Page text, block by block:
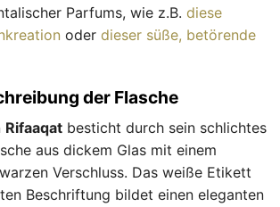
Parfums, wie z.B. diese
oder dieser süße, betörende
der Flasche
Rifaaqat besticht durch sein schlichtes
aus dickem Glas mit einem
Verschluss. Das weiße Etikett
Beschriftung bildet einen eleganten